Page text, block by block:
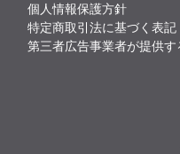
個人情報保護方針
特定商取引法に基づく表記
第三者広告事業者が提供